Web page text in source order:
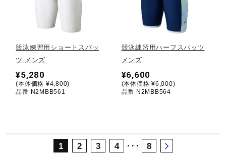
その他
直営店一覧
競泳練習用ショートスパッ
ツ メンズ
¥5,280
(本体価格 ¥4,800)
品番 N2MBB561
競泳練習用ハーフスパッツ
メンズ
¥6,600
(本体価格 ¥6,000)
品番 N2MBB564
1 2 3 4 ･･･ 8